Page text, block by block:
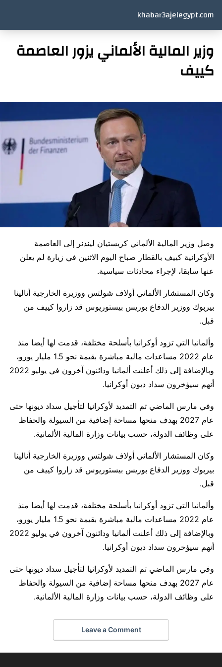
khabar3ajelegypt.com
وزير المالية الألماني يزور العاصمة
كييف
وصل وزير المالية الألماني كريستيان ليندنر إلى العاصمة
الأوكرانية كييف بالقطار صباح اليوم الاثنين في زيارة لم يعلن
عنها سابقا، لإجراء محادثات سياسية.
وكان المستشار الألماني أولاف شولتس ووزيرة الخارجية أنالينا
بيربوك ووزير الدفاع بوريس بيستوريوس قد زاروا كييف من
قبل.
وألمانيا التي تزود أوكرانيا بأسلحة مختلفة، قدمت لها أيضا منذ
عام 2022 مساعدات مالية مباشرة بقيمة نحو 1.5 مليار يورو،
وبالإضافة إلى ذلك أعلنت ألمانيا ودائنون آخرون في يوليو 2022
أنهم سيؤخرون سداد ديون أوكرانيا.
وفي مارس الماضي تم التمديد لأوكرانيا لتأجيل سداد ديونها حتى
عام 2027 بهدف منحها مساحة إضافية من السيولة والحفاظ
على وظائف الدولة، حسب بيانات وزارة المالية الألمانية.
وكان المستشار الألماني أولاف شولتس ووزيرة الخارجية أنالينا
بيربوك ووزير الدفاع بوريس بيستوريوس قد زاروا كييف من
قبل.
وألمانيا التي تزود أوكرانيا بأسلحة مختلفة، قدمت لها أيضا منذ
عام 2022 مساعدات مالية مباشرة بقيمة نحو 1.5 مليار يورو،
وبالإضافة إلى ذلك أعلنت ألمانيا ودائنون آخرون في يوليو 2022
أنهم سيؤخرون سداد ديون أوكرانيا.
وفي مارس الماضي تم التمديد لأوكرانيا لتأجيل سداد ديونها حتى
عام 2027 بهدف منحها مساحة إضافية من السيولة والحفاظ
على وظائف الدولة، حسب بيانات وزارة المالية الألمانية.
Leave a Comment